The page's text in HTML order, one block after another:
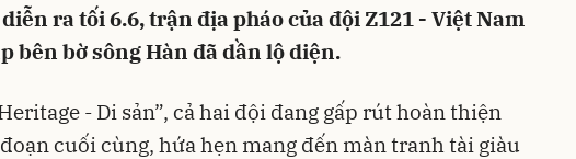
ra tối 6.6, trận địa pháo của đội Z121 - Việt Nam
bên bờ sông Hàn đã dần lộ diện.
- Di sản”, cả hai đội đang gấp rút hoàn thiện
cuối cùng, hứa hẹn mang đến màn tranh tài giàu